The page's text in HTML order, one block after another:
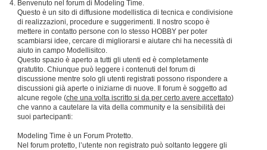
Benvenuto nel forum di Modeling Time.
Questo è un sito di diffusione modellistica di tecnica e condivisione
di realizzazioni, procedure e suggerimenti. Il nostro scopo è
mettere in contatto persone con lo stesso HOBBY per poter
scambiarsi idee, cercare di migliorarsi e aiutare chi ha necessità di
aiuto in campo Modellisitco.
Questo spazio è aperto a tutti gli utenti ed è completamente
gratutito. Chiunque può leggere i contenuti del forum di
discussione mentre solo gli utenti registrati possono rispondere a
discussioni già aperte o iniziarne di nuove. Il forum è soggetto ad
alcune regole (che una volta iscritto si da per certo avere accettato)
che vanno a cautelare la vita della community e la sensibilità dei
suoi partecipanti:
Modeling Time è un Forum Protetto.
Nel forum protetto, l’utente non registrato può soltanto leggere gli